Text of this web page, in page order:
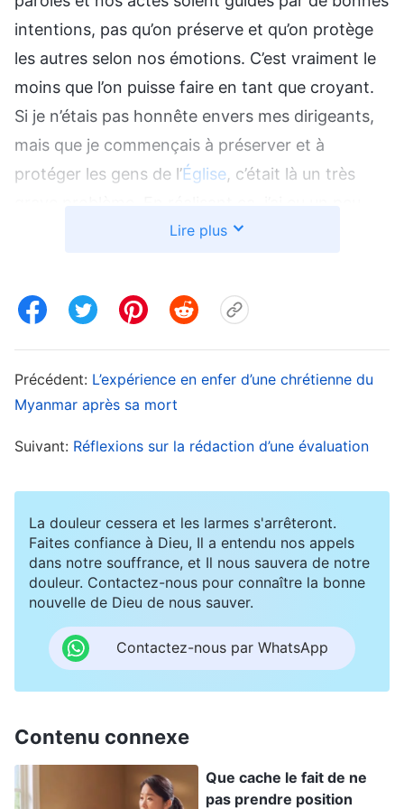
intentions, pas qu’on préserve et qu’on protège
les autres selon nos émotions. C’est vraiment le
moins que l’on puisse faire en tant que croyant.
Si je n’étais pas honnête envers mes dirigeants,
mais que je commençais à préserver et à
protéger les gens de l’Église, c’était là un très
peur. Je ne pouvais pas laisser mes émotions
devais faire ce qu’il fallait. J’ai donc transféré la
version de la vidéo de Xiang Zhen aux dirigeants.
Mais après, je n’ai pas réfléchi ni appris à me
connaître. Et puisque je n’avais pas mis le doigt
Peu après, nos dirigeants nous ont demandé de
rédiger une évaluation de la performance de
Xiang Zhen. Ils voulaient savoir si elle convenait
pour la production vidéo, et si c’était une bonne
candidate pour la formation. J’étais un peu
tiraillée : Xiang Zhen n’avait vraiment pas
beaucoup progressé. Mais si j’étais honnête dans
serait vraiment perturbant pour elle. Si je ne
l’aidais pas dans ce moment crucial, on ne
pourrait plus être partenaires. Tandis que je
Lire plus
Précédent: L’expérience en enfer d’une chrétienne du
Myanmar après sa mort
Suivant: Réflexions sur la rédaction d’une évaluation
La douleur cessera et les larmes s'arrêteront.
Faites confiance à Dieu, Il a entendu nos appels
dans notre souffrance, et Il nous sauvera de notre
douleur. Contactez-nous pour connaître la bonne
nouvelle de Dieu de nous sauver.
Contactez-nous par WhatsApp
Contenu connexe
Que cache le fait de ne
pas prendre position